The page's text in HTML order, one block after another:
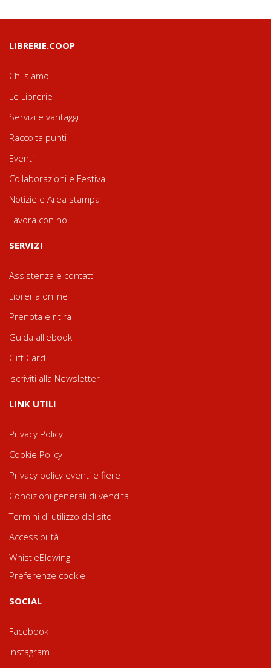
LIBRERIE.COOP
Chi siamo
Le Librerie
Servizi e vantaggi
Raccolta punti
Eventi
Collaborazioni e Festival
Notizie e Area stampa
Lavora con noi
SERVIZI
Assistenza e contatti
Libreria online
Prenota e ritira
Guida all'ebook
Gift Card
Iscriviti alla Newsletter
LINK UTILI
Privacy Policy
Cookie Policy
Privacy policy eventi e fiere
Condizioni generali di vendita
Termini di utilizzo del sito
Accessibilità
WhistleBlowing
Preferenze cookie
SOCIAL
Facebook
Instagram